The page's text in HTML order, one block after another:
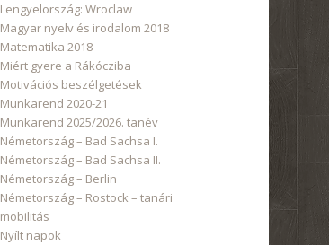
Lengyelország: Wroclaw
Magyar nyelv és irodalom 2018
Matematika 2018
Miért gyere a Rákócziba
Motivációs beszélgetések
Munkarend 2020-21
Munkarend 2025/2026. tanév
Németország – Bad Sachsa I.
Németország – Bad Sachsa II.
Németország – Berlin
Németország – Rostock – tanári
mobilitás
Nyílt napok